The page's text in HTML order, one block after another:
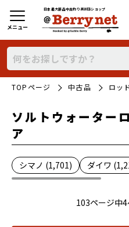
日本最大新品中古釣り具WEBショップ
メニュー
TOPページ 中古品 ロッ
ソルトウォーター
ア
シマノ (1,701) ダイワ
103ページ中